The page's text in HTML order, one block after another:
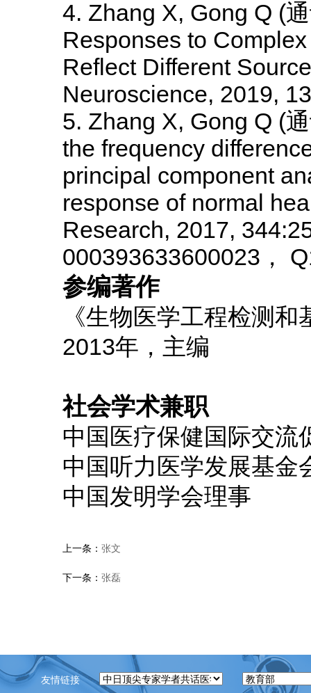
4. Zhang X, Gong Q (
Responses to
Reflect Different
Neuroscience, 2019,
5. Zhang X, Gong Q (
the frequency
principal component
response of normal
Research, 2017,
000393633600023，
参编著作
《生物医学工程检测
2013年，主编
社会学术兼职
中国医疗保健国际交流
中国听力医学发展基金
中国发明学会理事
上一条： 张文
下一条： 张磊
友情链接